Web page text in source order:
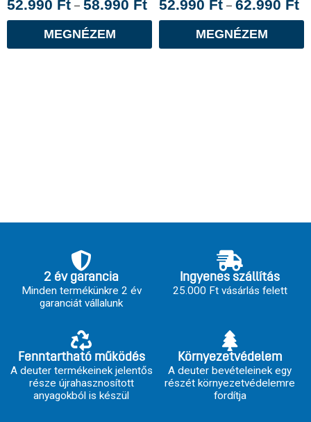
52.990 Ft – 58.990 Ft
MEGNÉZEM
52.990 Ft – 62.990 Ft
MEGNÉZEM
2 év garancia
Minden termékünkre 2 év
garanciát vállalunk
Ingyenes szállítás
25.000 Ft vásárlás felett
Fenntartható működés
A deuter termékeinek jelentős
része újrahasznosított
anyagokból is készül
Környezetvédelem
A deuter bevételeinek egy
részét környezetvédelemre
fordítja